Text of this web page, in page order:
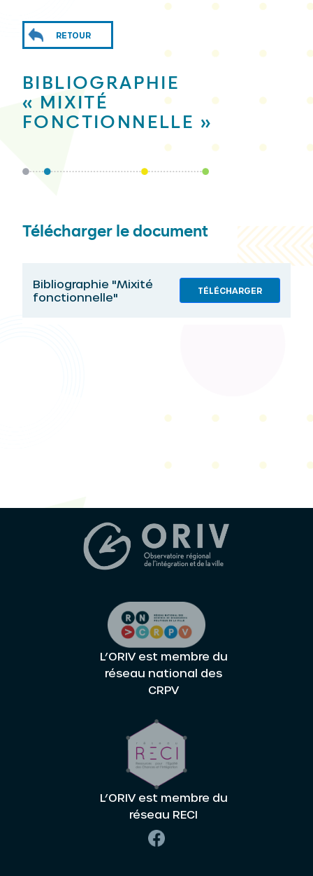
RETOUR
BIBLIOGRAPHIE
« MIXITÉ
FONCTIONNELLE »
Télécharger le document
Bibliographie "Mixité
fonctionnelle"
TÉLÉCHARGER
L’ORIV est membre du
réseau national des
CRPV
L’ORIV est membre du
réseau RECI